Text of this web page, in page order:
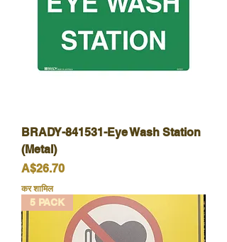
BRADY-841531-Eye Wash Station
(Metal)
मूल्य
A$26.70
कर शामिल
5 PACK